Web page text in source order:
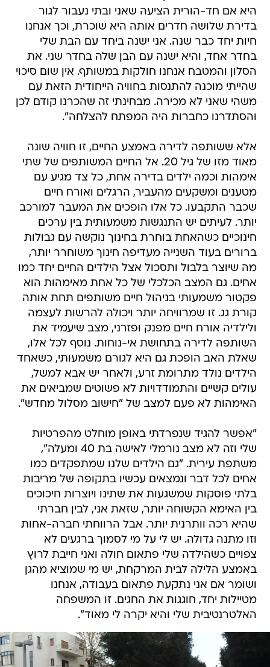
היא אם חד-הורית הציעה שאני ובתי נעבור לגור
בדירת שלושה חדרים אותה היא שוכרת, וכך אנחנו
חיות יחד כבר שנה. אני ישנה ביחד עם הבת שלי
בחדר אחד, והיא ישנה עם הבן שלה בחדר שני. את
הסלון והמטבח אנחנו חולקות במשותף. אין שום סיכוי
שהייתי מוכנה להתנסות בחוויה הייחודית הזאת עם
משהי שאני לא מכירה. מבחינתי זה שהכרנו קודם לכן
והסתדרנו כחברות היה המפתח להצלחה".
אלא ששותפה לדירה באמצע החיים, זו חוויה שונה
מאוד מזו של גיל 20. אל החיים המשותפים של שתי
אימהות וכמה ילדים בדירה אחת, כל צד מגיע עם
מטענים ומשקעים מהעביר, הרגלים ואורח חיים
שכבר התקבעו. כל אלו הופכים את המעבר למורכב
יותר. לעיתים יש התנגשות משמעותית בין ערכים
חינוכיים כשהאחת בוחרת בחינוך נוקשה עם גבולות
ברורים בעוד השנייה מעדיפה חינוך משוחרר יותר,
מה שיוצר בלבול ותסכול אצל הילדים החיים יחד כמו
אחים. גם המצב הכלכלי של כל אחת מאימהות הוא
פקטור משמעותי בניהול חיים משותפים תחת אותה
קורת גג. זו שמרוויחה יותר ויכולה להרשות לעצמה
ולילדיה אורח חיים מפנק ופזרני, מצב שיעמיד את
השותפה לדירה בתחושת אי-נוחות. נוסף לכל אלו,
שאלת האב הופכת גם היא לגורם משמעותי, כשאחד
הילדים נולד מתרומת זרע, ולאחר יש אבא למשל,
עולים קשיים והתמודדויות לא פשוטים שמביאים את
האימהות לא פעם למצב של "חישוב מסלול מחדש".
"אפשר להגיד שנפרדתי באופן מוחלט מהפרטיות
שלי וזה לא מצב נורמלי לאישה בת 40 ומעלה",
משתפת עירית. "גם הילדים שלנו שמתפקדים כמו
אחים לכל דבר ונמצאים עכשיו בתקופה של מריבות
בלתי פוסקות שמשגעות את שתינו ויוצרות חיכוכים
בין האימא הקשוחה יותר, שזאת אני, לבין חברתי
שהיא רכה וותרנית יותר. אבל הרווחתי חברה-אחות
וזו מתנה גדולה. יש לי על מי לסמוך ברגעים לא
צפויים כשהילדה שלי פתאום חולה ואני חייבת לרוץ
באמצע הלילה לבית המרקחת, יש מי שמוציא מהגן
ושומר אם אני נתקעת פתאום בעבודה, אנחנו
מטיילות יחד, חוגגות את החגים. זו המשפחה
האלטרנטיבית שלי והיא יקרה לי מאוד".